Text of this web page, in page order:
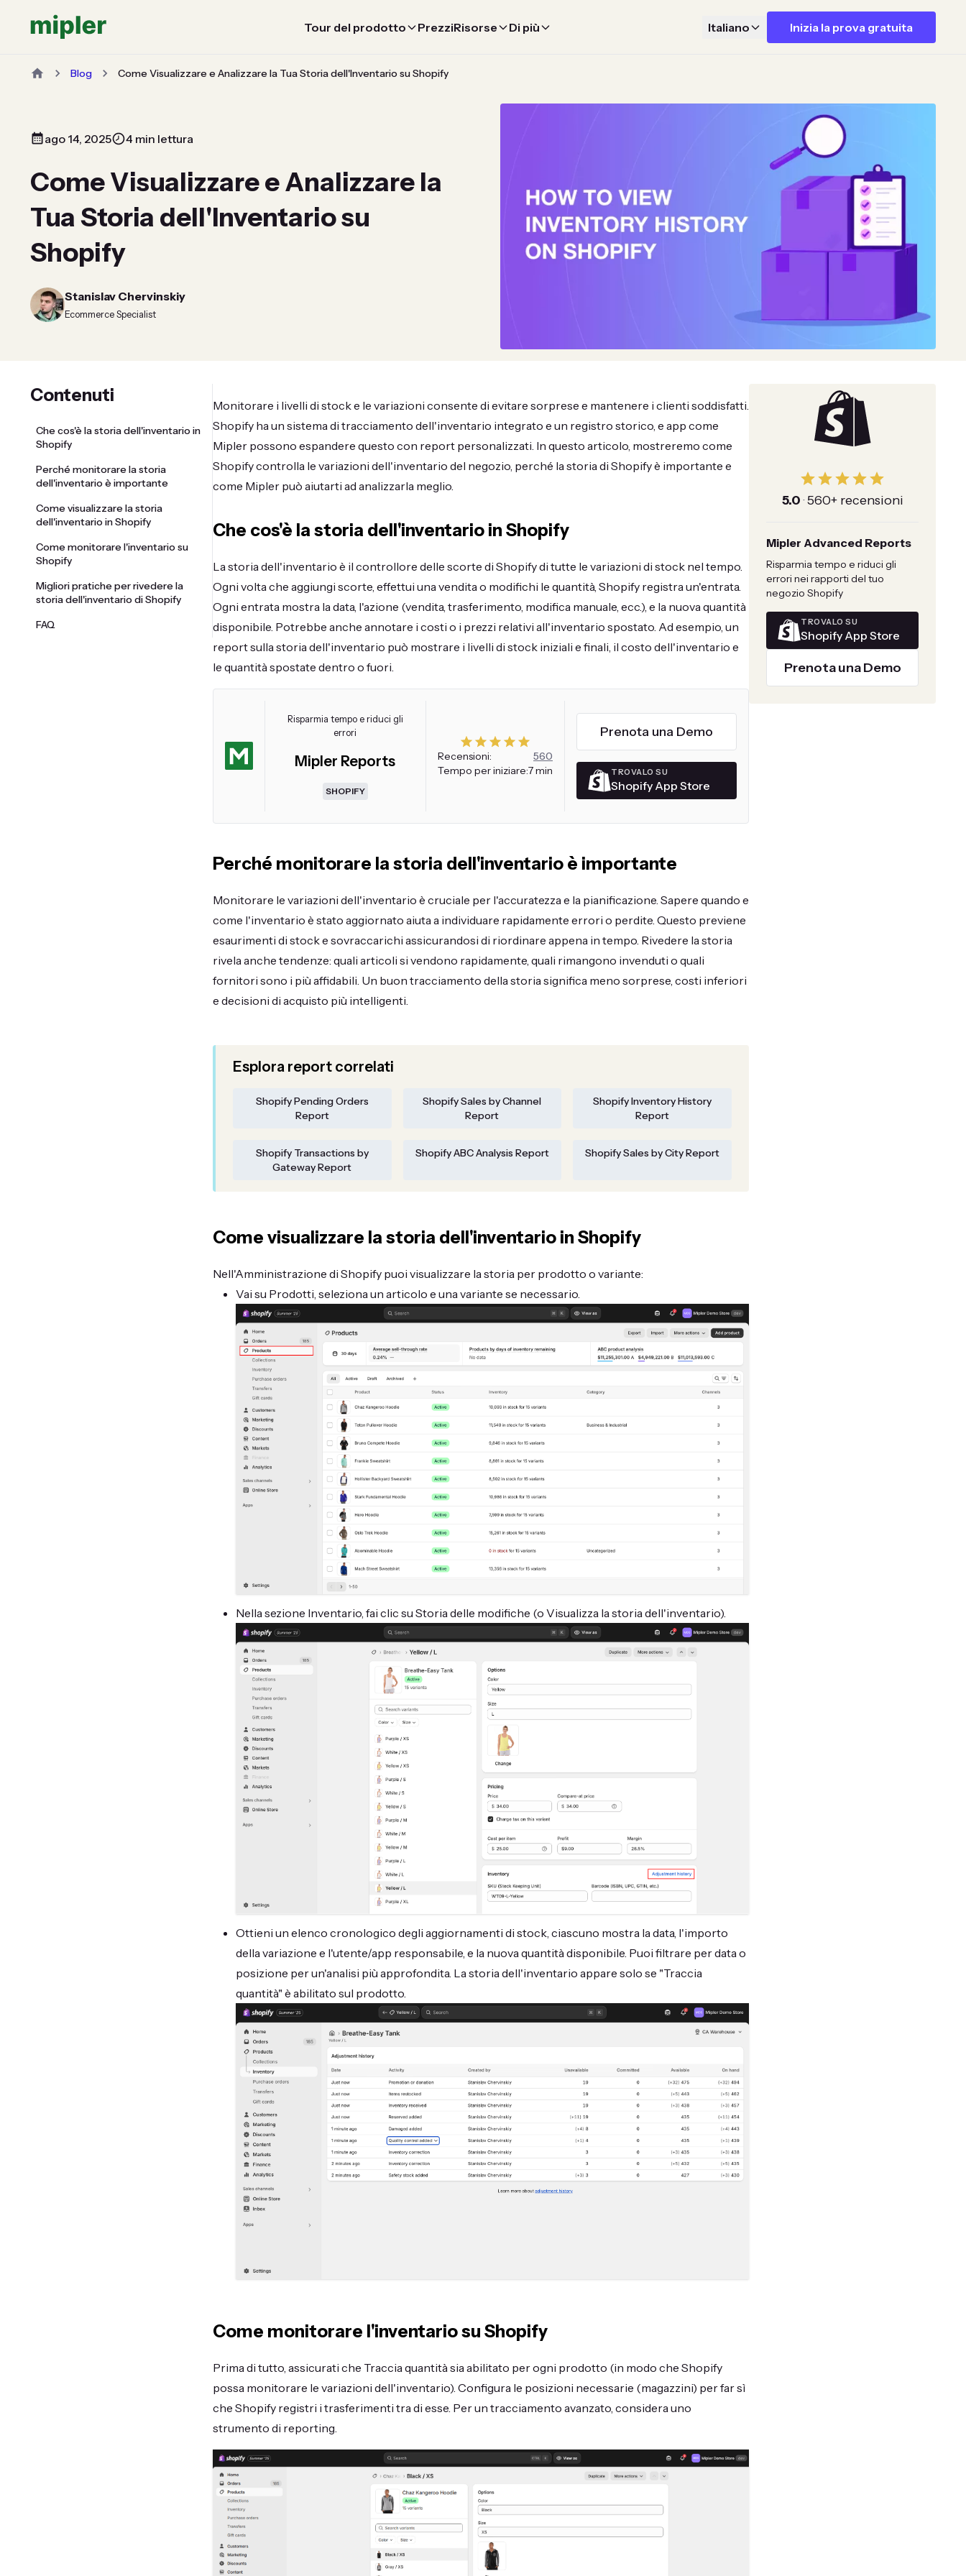
Tour del prodotto PrezziRisorse Di più Italiano Inizia la prova gratuita
Blog Come Visualizzare e Analizzare la Tua Storia dell'Inventario su Shopify
ago 14, 2025 4 min lettura
Come Visualizzare e Analizzare la
Tua Storia dell'Inventario su
Shopify
Stanislav Chervinskiy
Ecommerce Specialist
Contenuti
Che cos'è la storia dell'inventario in
Shopify
Perché monitorare la storia
dell'inventario è importante
Come visualizzare la storia
dell'inventario in Shopify
Come monitorare l'inventario su
Shopify
Migliori pratiche per rivedere la
storia dell'inventario di Shopify
FAQ
Monitorare i livelli di stock e le variazioni consente di evitare sorprese e mantenere i clienti soddisfatti.
Shopify ha un sistema di tracciamento dell'inventario integrato e un registro storico, e app come
Mipler possono espandere questo con report personalizzati. In questo articolo, mostreremo come
Shopify controlla le variazioni dell'inventario del negozio, perché la storia di Shopify è importante e
come Mipler può aiutarti ad analizzarla meglio.
Che cos'è la storia dell'inventario in Shopify
La storia dell'inventario è il controllore delle scorte di Shopify di tutte le variazioni di stock nel tempo.
Ogni volta che aggiungi scorte, effettui una vendita o modifichi le quantità, Shopify registra un'entrata.
Ogni entrata mostra la data, l'azione (vendita, trasferimento, modifica manuale, ecc.), e la nuova quantità
disponibile. Potrebbe anche annotare i costi o i prezzi relativi all'inventario spostato. Ad esempio, un
report sulla storia dell'inventario può mostrare i livelli di stock iniziali e finali, il costo dell'inventario e
le quantità spostate dentro o fuori.
Risparmia tempo e riduci gli
errori
Mipler Reports
SHOPIFY
Recensioni:
560
Tempo per iniziare:7 min
Prenota una Demo
TROVALO SU
Shopify App Store
Perché monitorare la storia dell'inventario è importante
Monitorare le variazioni dell'inventario è cruciale per l'accuratezza e la pianificazione. Sapere quando e
come l'inventario è stato aggiornato aiuta a individuare rapidamente errori o perdite. Questo previene
esaurimenti di stock e sovraccarichi assicurandosi di riordinare appena in tempo. Rivedere la storia
rivela anche tendenze: quali articoli si vendono rapidamente, quali rimangono invenduti o quali
fornitori sono i più affidabili. Un buon tracciamento della storia significa meno sorprese, costi inferiori
e decisioni di acquisto più intelligenti.
Esplora report correlati
Shopify Pending Orders
Report
Shopify Sales by Channel
Report
Shopify Inventory History
Report
Shopify Transactions by
Gateway Report
Shopify ABC Analysis Report Shopify Sales by City Report
Come visualizzare la storia dell'inventario in Shopify
Nell'Amministrazione di Shopify puoi visualizzare la storia per prodotto o variante:
Vai su Prodotti, seleziona un articolo e una variante se necessario.
Nella sezione Inventario, fai clic su Storia delle modifiche (o Visualizza la storia dell'inventario).
Ottieni un elenco cronologico degli aggiornamenti di stock, ciascuno mostra la data, l'importo
della variazione e l'utente/app responsabile, e la nuova quantità disponibile. Puoi filtrare per data o
posizione per un'analisi più approfondita. La storia dell'inventario appare solo se "Traccia
quantità" è abilitato sul prodotto.
Come monitorare l'inventario su Shopify
Prima di tutto, assicurati che Traccia quantità sia abilitato per ogni prodotto (in modo che Shopify
possa monitorare le variazioni dell'inventario). Configura le posizioni necessarie (magazzini) per far sì
che Shopify registri i trasferimenti tra di esse. Per un tracciamento avanzato, considera uno
strumento di reporting.
5.0 · 560+ recensioni
Mipler Advanced Reports
Risparmia tempo e riduci gli
errori nei rapporti del tuo
negozio Shopify
TROVALO SU
Shopify App Store
Prenota una Demo